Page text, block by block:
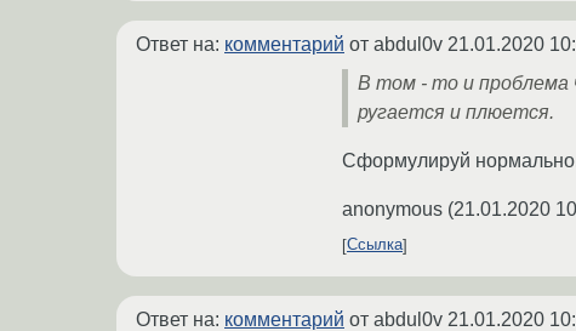
Ответ на: комментарий от abdul0v 21.01.2020
В том - то и проблема
ругается и плюется.
Сформулируй нормально.
anonymous (21.01.2020
Ссылка
Ответ на: комментарий от abdul0v 21.01.2020